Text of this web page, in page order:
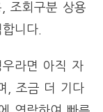
조회구분 상용
니다.
라면 아직 자
, 조금 더 기다